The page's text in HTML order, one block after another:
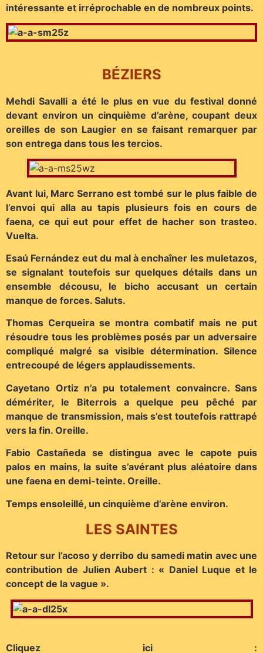
intéressante et irréprochable en de nombreux points.
BÉZIERS
Mehdi Savalli a été le plus en vue du festival donné
devant environ un cinquième d’arène, coupant deux
oreilles de son Laugier en se faisant remarquer par
son entrega dans tous les tercios.
Avant lui, Marc Serrano est tombé sur le plus faible de
l’envoi qui alla au tapis plusieurs fois en cours de
faena, ce qui eut pour effet de hacher son trasteo.
Vuelta.
Esaú Fernández eut du mal à enchaîner les muletazos,
se signalant toutefois sur quelques détails dans un
ensemble décousu, le bicho accusant un certain
manque de forces. Saluts.
Thomas Cerqueira se montra combatif mais ne put
résoudre tous les problèmes posés par un adversaire
compliqué malgré sa visible détermination. Silence
entrecoupé de légers applaudissements.
Cayetano Ortiz n’a pu totalement convaincre. Sans
démériter, le Biterrois a quelque peu pêché par
manque de transmission, mais s’est toutefois rattrapé
vers la fin. Oreille.
Fabio Castañeda se distingua avec le capote puis
palos en mains, la suite s’avérant plus aléatoire dans
une faena en demi-teinte. Oreille.
Temps ensoleillé, un cinquième d’arène environ.
LES SAINTES
Retour sur l’acoso y derribo du samedi matin avec une
contribution de Julien Aubert : « Daniel Luque et le
concept de la vague ».
Cliquez ici :